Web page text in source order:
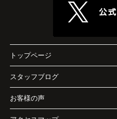
トップページ
スタッフブログ
お客様の声